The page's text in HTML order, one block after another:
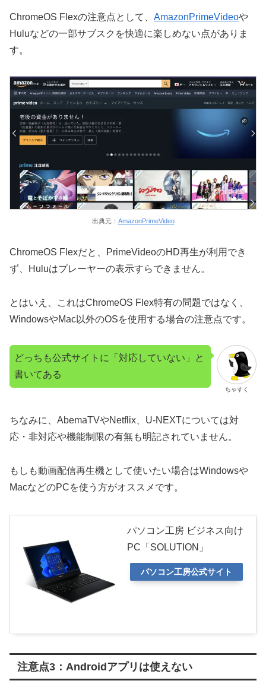
ChromeOS Flexの注意点として、 AmazonPrimeVideoや
Huluなどの一部サブスクを快適に楽しめない点がありま
す。
出典元： AmazonPrimeVideo
ChromeOS Flexだと、PrimeVideoのHD再生が利用でき
ず、Huluはプレーヤーの表示すらできません。
とはいえ、これはChromeOS Flex特有の問題ではなく、
WindowsやMac以外のOSを使用する場合の注意点です。
ちゃすく
どっちも公式サイトに「対応していない」と
書いてある
ちなみに、AbemaTVやNetflix、U-NEXTについては対
応・非対応や機能制限の有無も明記されていません。
もしも動画配信再生機として使いたい場合はWindowsや
MacなどのPCを使う方がオススメです。
パソコン工房 ビジネス向け
PC「SOLUTION」
パソコン工房公式サイト
注意点3：Androidアプリは使えない